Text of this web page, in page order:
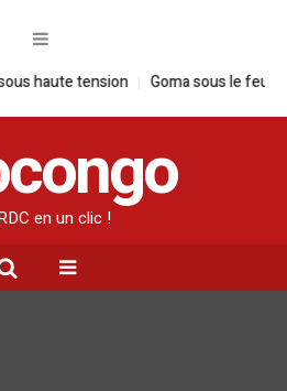
tension Goma sous le feu : la
en un clic !